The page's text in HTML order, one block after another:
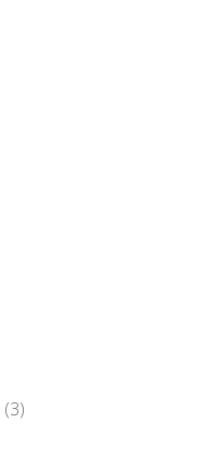
(3)